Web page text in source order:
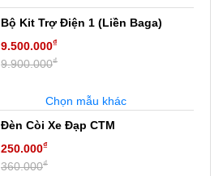
Bộ Kit Trợ Điện 1 (Liền Baga)
9.500.000₫
9.900.000₫
Chọn mẫu khác
Đèn Còi Xe Đạp CTM
250.000₫
360.000₫